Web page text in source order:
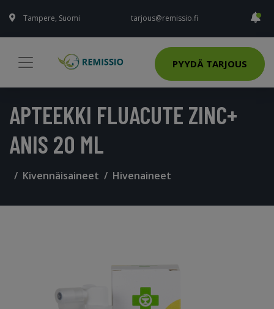
Tampere, Suomi tarjous@remissio.fi
PYYDÄ TARJOUS
APTEEKKI FLUACUTE ZINC+
ANIS 20 ML
Kivennäisaineet Hivenaineet